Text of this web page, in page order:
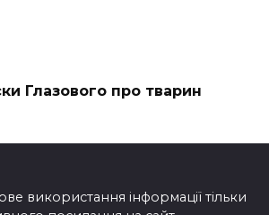
Глазового про тварин
використання інформації тільки